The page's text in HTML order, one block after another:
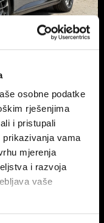
osobne podatke
rješenjima
i pristupali
prikazivanja vama
mjerenja
i razvoja
vaše
kao
po
Nvidijine proizvode.